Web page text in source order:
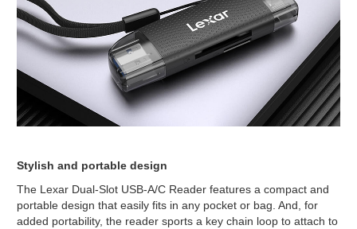
Stylish and portable design
The Lexar Dual-Slot USB-A/C Reader features a compact and
portable design that easily fits in any pocket or bag. And, for
added portability, the reader sports a key chain loop to attach to